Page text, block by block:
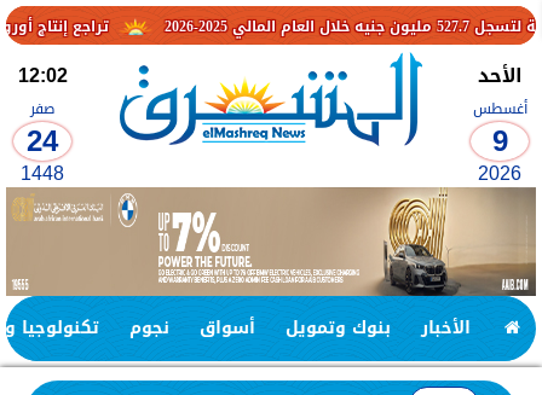
تراجع إنتاج أوروبا والتوترات
الأحد
أغسطس
9
2026
12:02
صفر
24
1448
الأخبار بنوك وتمويل أسواق نجوم تكنولوجيا